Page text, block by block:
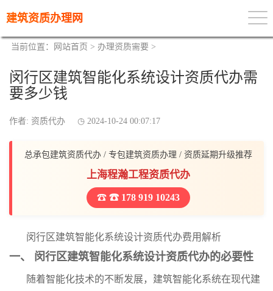
建筑资质办理网
当前位置： 网站首页 > 办理资质需要 >
闵行区建筑智能化系统设计资质代办需
要多少钱
作者: 资质代办 2024-10-24 00:07:17
总承包建筑资质代办 / 专包建筑资质办理 / 资质延期升级推荐
上海程瀚工程资质代办
☎ 178 919 10243
闵行区建筑智能化系统设计资质代办费用解析
一、 闵行区建筑智能化系统设计资质代办的必要性
随着智能化技术的不断发展，建筑智能化系统在现代建